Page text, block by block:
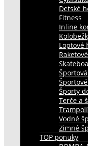
Detské
Fitness
Inline
Loptové
Športy
Terče a
Vodné
Zimné
TOP ponuky